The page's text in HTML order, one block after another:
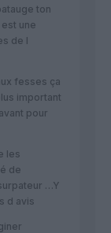
ton
une
de l
fesses ça
important
pour
les
de
…Y
d avis